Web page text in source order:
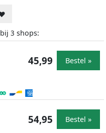
bij 3 shops:
45,99 Bestel »
54,95 Bestel »